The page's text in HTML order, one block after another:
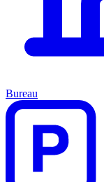
Bureau